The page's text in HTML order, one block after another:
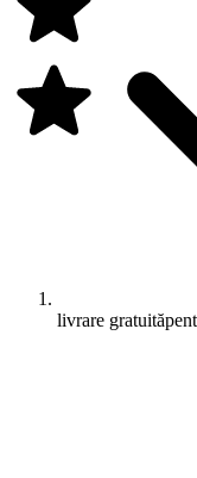
livrare gratuită